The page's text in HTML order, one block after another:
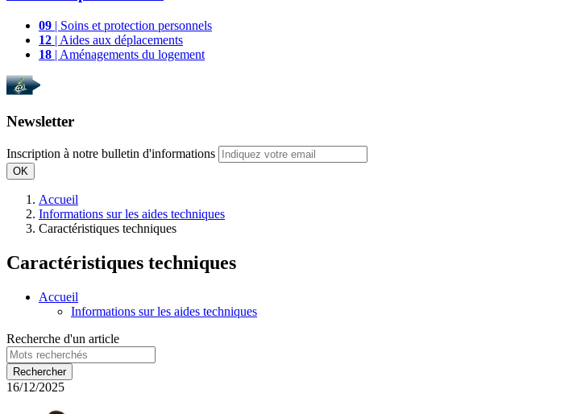
09 | Soins et protection personnels
12 | Aides aux déplacements
18 | Aménagements du logement
Newsletter
Inscription à notre bulletin d'informations
OK
Accueil
Informations sur les aides techniques
Caractéristiques techniques
Caractéristiques techniques
Accueil
Informations sur les aides techniques
Recherche d'un article
16/12/2025